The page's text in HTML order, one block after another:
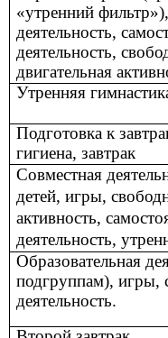
«утренний
деятельность,
деятельность,
двигательная
Утренняя
Подготовка к
гигиена, завтрак
Совместная
детей, игры,
активность,
деятельность,
Образовательная
подгруппам), игры,
деятельность.